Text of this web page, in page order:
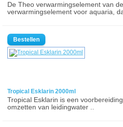
De Theo verwarmingselement van
verwarmingselement voor aquaria,
Tropical Esklarin 2000ml
Tropical Esklarin is een
omzetten van leidingwater ..